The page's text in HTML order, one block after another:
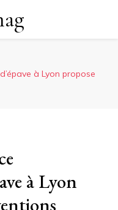
à Lyon propose
à Lyon